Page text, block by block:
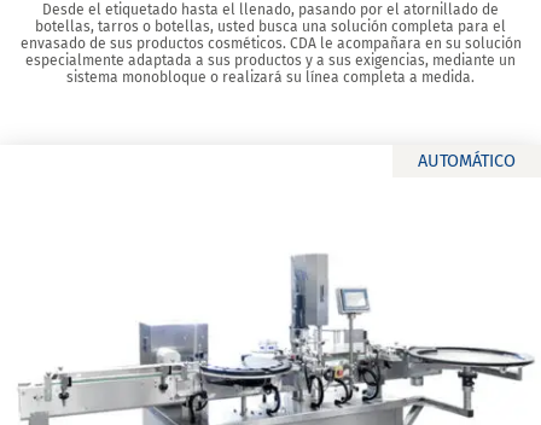
Desde el etiquetado hasta el llenado, pasando por el atornillado de
botellas, tarros o botellas, usted busca una solución completa para el
envasado de sus productos cosméticos. CDA le acompañara en su solución
especialmente adaptada a sus productos y a sus exigencias, mediante un
sistema monobloque o realizará su línea completa a medida.
AUTOMÁTICO